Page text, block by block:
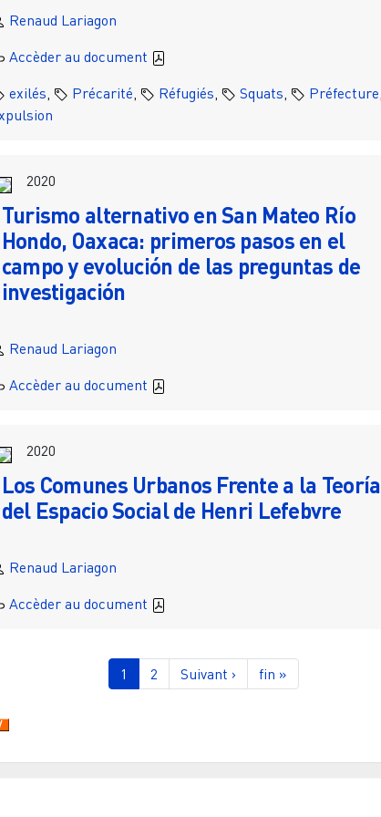
Renaud Lariagon
Accèder au document
exilés
Précarité Réfugiés Squats Préfecture
2020
Turismo alternativo en San Mateo Río
Hondo, Oaxaca: primeros pasos en el
campo y evolución de las preguntas de
investigación
Renaud Lariagon
Accèder au document
2020
Los Comunes Urbanos Frente a la Teoría
del Espacio Social de Henri Lefebvre
Renaud Lariagon
Accèder au document
Page courante
1 Page
2 Page suivante
Suivant › Dernière page
fin »